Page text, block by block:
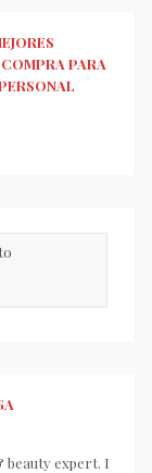
PARA
beauty expert. I